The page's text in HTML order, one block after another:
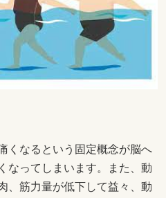
くなるという固定概念が脳へ
なってしまいます。また、動
、筋力量が低下して益々、動